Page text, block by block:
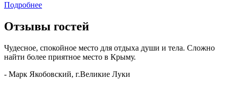
Подробнее
Отзывы гостей
Чудесное, спокойное место для отдыха души и тела. Сложно
найти более приятное место в Крыму.
- Марк Якобовский, г.Великие Луки